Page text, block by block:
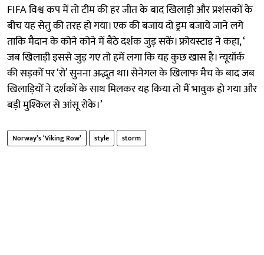
FIFA विश्व कप में तो टीम की हर जीत के बाद खिलाड़ी और प्रशंसकों के
बीच यह सेतु की तरह हो गया। एक की बजाय दो ड्रम बजाये जाने लगे
ताकि मैदान के कोने कोने में बैठे दर्शक जुड़ सकें। फ्रोयस्टाड ने कहा, ‘
जब खिलाड़ी इससे जुड़ गए तो हमें लगा कि यह कुछ खास है। न्यूयॉर्क
की सड़कों पर ‘रो’ सुनना अद्भुत था। सेनेगल के खिलाफ मैच के बाद जब
खिलाड़ियों ने दर्शकों के साथ मिलकर यह किया तो मैं भावुक हो गया और
बड़ी मुश्किल से आंसू रोके।’
Norway’s ‘Viking Row’ style storm